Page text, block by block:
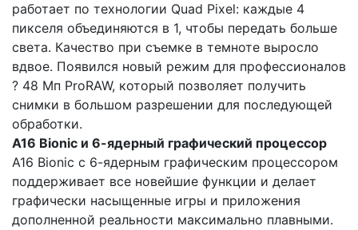
работает по технологии Quad Pixel: каждые 4
пикселя объединяются в 1, чтобы передать больше
света. Качество при съемке в темноте выросло
вдвое. Появился новый режим для профессионалов
? 48 Мп ProRAW, который позволяет получить
снимки в большом разрешении для последующей
обработки.
A16 Bionic и 6-ядерный графический процессор
A16 Bionic с 6-ядерным графическим процессором
поддерживает все новейшие функции и делает
графически насыщенные игры и приложения
дополненной реальности максимально плавными.